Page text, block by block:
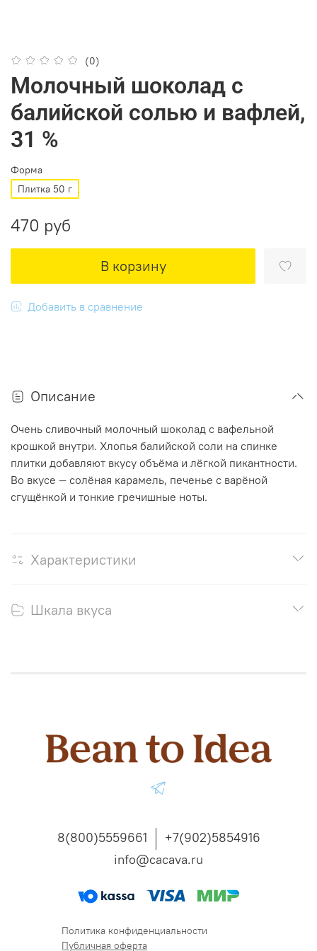
(0)
Молочный шоколад с
балийской солью и вафлей,
31 %
Форма
Плитка 50 г
470 руб
В корзину
Добавить в сравнение
Описание
Очень сливочный молочный шоколад с вафельной
крошкой внутри. Хлопья балийской соли на спинке
плитки добавляют вкусу объёма и лёгкой пикантности.
Во вкусе — солёная карамель, печенье с варёной
сгущёнкой и тонкие гречишные ноты.
Характеристики
Шкала вкуса
8(800)5559661
+7(902)5854916
info@cacava.ru
Политика конфиденциальности
Публичная оферта